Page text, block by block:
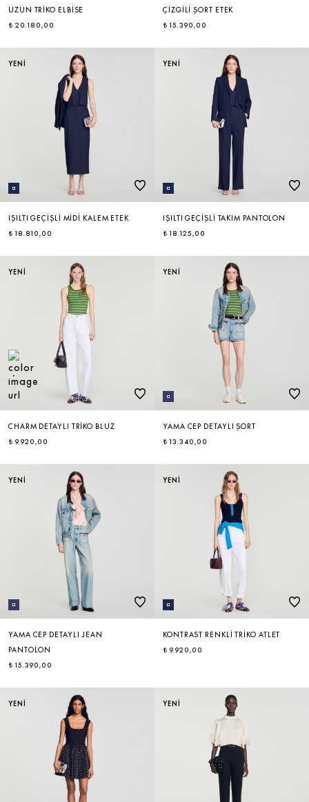
UZUN TRIKO ELBISE
₺ 20.180,00
ÇIZGILI ŞORT ETEK
₺ 15.390,00
YENİ
IŞILTI GEÇIŞLI MIDI KALEM ETEK
₺ 18.810,00
YENİ
IŞILTI GEÇIŞLI TAKIM PANTOLON
₺ 18.125,00
YENİ
CHARM DETAYLI TRIKO BLUZ
₺ 9.920,00
YENİ
YAMA CEP DETAYLI ŞORT
₺ 13.340,00
YENİ
YAMA CEP DETAYLI JEAN
PANTOLON
₺ 15.390,00
YENİ
KONTRAST RENKLI TRIKO ATLET
₺ 9.920,00
YENİ YENİ